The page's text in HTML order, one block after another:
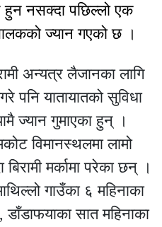
हुन नसक्दा पछिल्लो एक
ज्यान गएको छ ।
अन्यत्र लैजानका लागि
पनि यातायातको सुविधा
ज्यान गुमाएका हुन् ।
विमानस्थलमा लामो
मर्कामा परेका छन् ।
गाउँका ६ महिनाका
सात महिनाका